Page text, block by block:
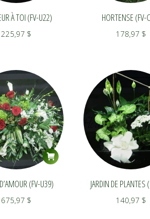
À TOI (FV-U22)
225,97 $
HORTENSE (FV-
178,97 $
(FV-U39)
675,97 $
JARDIN DE PLANTES
140,97 $